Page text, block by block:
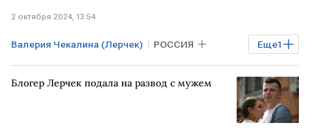
2 октября 2024, 13:54
Еще1
Валерия Чекалина (Лерчек) РОССИЯ
суд
Блогер Лерчек подала на развод с мужем